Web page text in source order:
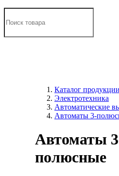
Каталог продукции
Электротехника
Автоматические
Автоматы 3-
Автоматы
полюсные